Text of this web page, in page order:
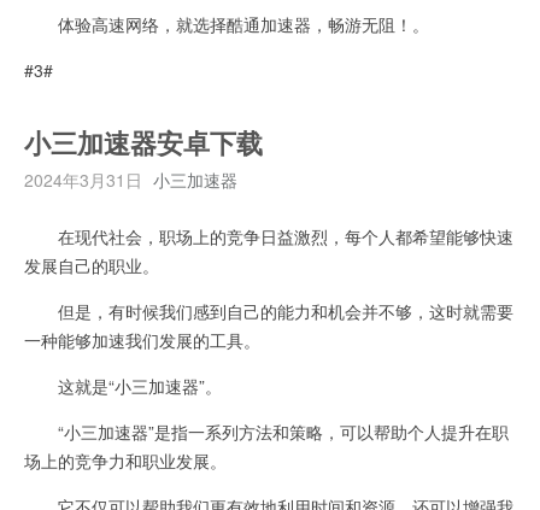
体验高速网络，就选择酷通加速器，畅游无阻！。
#3#
小三加速器安卓下载
2024年3月31日 小三加速器
在现代社会，职场上的竞争日益激烈，每个人都希望能够快速
发展自己的职业。
但是，有时候我们感到自己的能力和机会并不够，这时就需要
一种能够加速我们发展的工具。
这就是“小三加速器”。
“小三加速器”是指一系列方法和策略，可以帮助个人提升在职
场上的竞争力和职业发展。